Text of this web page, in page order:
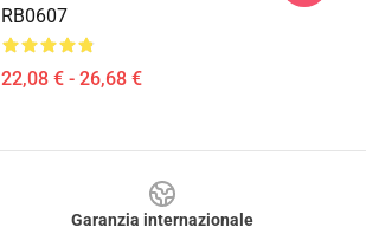
RB0607
22,08 € - 26,68 €
Garanzia internazionale